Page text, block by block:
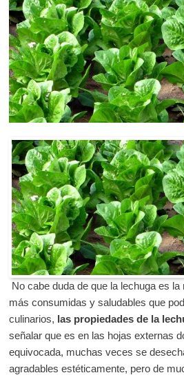
No cabe duda de que la lechuga es
más consumidas y saludables que
culinarios, las propiedades de la
señalar que es en las hojas externas
equivocada, muchas veces se
agradables estéticamente, pero de